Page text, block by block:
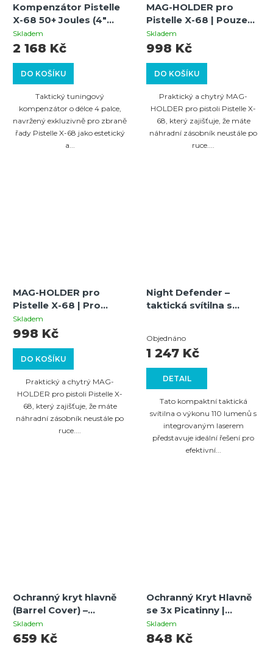
Kompenzátor Pistelle
X-68 50+ Joules (4"
Kompenzátor pro 8"
hliníkovou hlaveň)
Skladem
DO KOŠÍKU
2 168 Kč
Taktický tuningový
kompenzátor o délce 4 palce,
navržený exkluzivně pro zbraně
řady Pistelle X-68 jako estetický
a...
MAG-HOLDER pro
Pistelle X-68 | Pouze
pro 21 mm Picatinny |
Vertikální rukojeť
Skladem
DO KOŠÍKU
998 Kč
Praktický a chytrý MAG-
HOLDER pro pistoli Pistelle X-
68, který zajišťuje, že máte
náhradní zásobník neustále po
ruce....
MAG-HOLDER pro
Pistelle X-68 | Pro
originální 11 mm
Picatinny | Vertikální
Skladem
DO KOŠÍKU
998 Kč
Praktický a chytrý MAG-
HOLDER pro pistoli Pistelle X-
68, který zajišťuje, že máte
náhradní zásobník neustále po
ruce....
Night Defender –
taktická svítilna s
osvětlení
5,0
z
5
hvězdiček.
Objednáno
DETAIL
1 247 Kč
Tato kompaktní taktická
svítilna o výkonu 110 lumenů s
integrovaným laserem
představuje ideální řešení pro
efektivní...
Ochranný kryt hlavně
(Barrel Cover) –
kompatibilní s Pistelle
X-68 Tuningovou
Skladem
659 Kč
Ochranný Kryt Hlavně
se 3x Picatinny |
Pistelle X-68 |
Tuningový Doplněk
Skladem
848 Kč